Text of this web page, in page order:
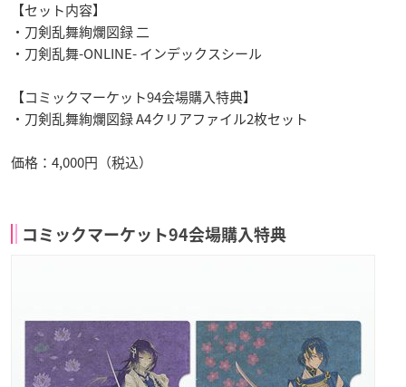
【セット内容】
・刀剣乱舞絢爛図録 二
・刀剣乱舞-ONLINE- インデックスシール
【コミックマーケット94会場購入特典】
・刀剣乱舞絢爛図録 A4クリアファイル2枚セット
価格：4,000円（税込）
コミックマーケット94会場購入特典